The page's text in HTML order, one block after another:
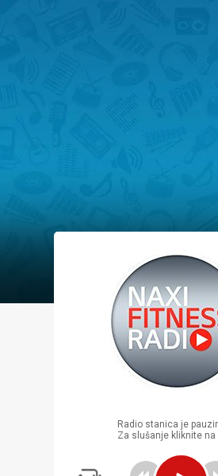
Radio stanica je
Za slušanje kliknite na